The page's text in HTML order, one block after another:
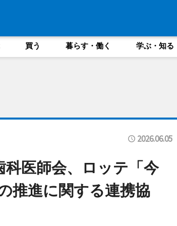
買う 暮らす・働く 学ぶ・知る
2026.06.05
医師会、ロッテ「今
推進に関する連携協